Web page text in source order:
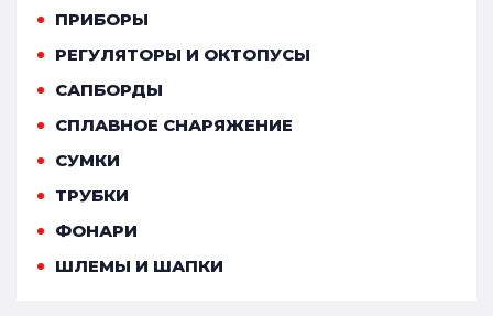
ПРИБОРЫ
РЕГУЛЯТОРЫ И ОКТОПУСЫ
САПБОРДЫ
СПЛАВНОЕ СНАРЯЖЕНИЕ
СУМКИ
ТРУБКИ
ФОНАРИ
ШЛЕМЫ И ШАПКИ